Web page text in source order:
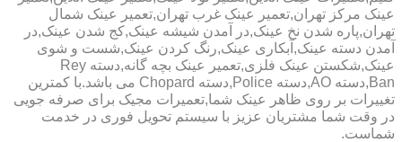
عینک مرکز تهران,تعمیر عینک غرب تهران,تعمیر عینک شمال
تهران,پاره شدن نخ عینک,در آمدن شیشه عینک,کج شدن عینک,در
آمدن دسته عینک,آبکاری عینک,رنگ کردن عینک,شست و شوی
عینک,شکستن عینک فلزی,تعمیر عینک بچه گانه,دسته Rey
Ban,دسته AO,دسته Police,دسته Chopard می باشد.با کمترین
تغییرات بر روی ظاهر عینک شما,تعمیرات مجیک برای صرفه جویی
در وقت شما مشتریان عزیز با سیستم تحویل فوری در خدمت
شماست.